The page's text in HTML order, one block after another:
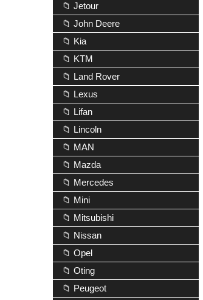
📁 Jetour
📁 John Deere
📁 Kia
📁 KTM
📁 Land Rover
📁 Lexus
📁 Lifan
📁 Lincoln
📁 MAN
📁 Mazda
📁 Mercedes
📁 Mini
📁 Mitsubishi
📁 Nissan
📁 Opel
📁 Oting
📁 Peugeot